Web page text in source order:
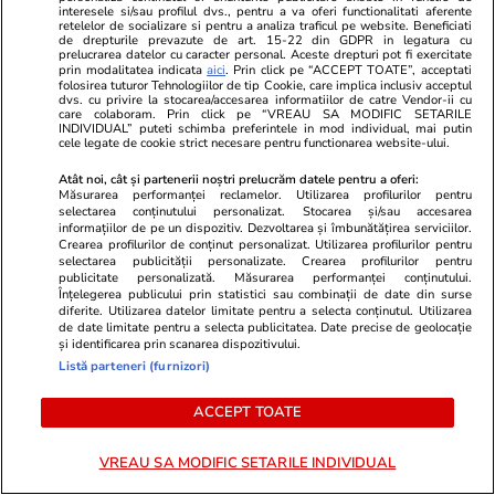
TRENDING
Horoscop 21:50
Horoscop 23 iulie 2026. Săgetătorii, astăzi vor
învăța ceva despre muncă, despre starea de
sănătate și stilul lor de viață
Bani și Afaceri 17:00
Scăderea deficitului bugetar arată că măsurile
lui Bolojan funcționează, dar suntem doar la
jumătatea drumului, arată economiștii. „Dacă
creditorii se supără, îți închid lumina în trei
săptămâni”
Bani și Afaceri
interesele si/sau profilul dvs., pentru a va oferi functionalitati aferente
retelelor de socializare si pentru a analiza traficul pe website. Beneficiati
de drepturile prevazute de art. 15-22 din GDPR in legatura cu
prelucrarea datelor cu caracter personal. Aceste drepturi pot fi exercitate
prin modalitatea indicataaici. Prin click pe “ACCEPT TOATE”, acceptati
folosirea tuturor Tehnologiilor de tip Cookie, care implica inclusiv acceptul
dvs. cu privire la stocarea/accesarea informatiilor de catre Vendor-ii cu
care colaboram. Prin click pe “VREAU SA MODIFIC SETARILE
INDIVIDUAL” puteti schimba preferintele in mod individual, mai putin
cele legate de cookie strict necesare pentru functionarea website-ului.
Atât noi, cât și partenerii noștri prelucrăm datele pentru a oferi:
Măsurarea performanței reclamelor. Utilizarea profilurilor pentru
selectarea conținutului personalizat. Stocarea și/sau accesarea
informațiilor de pe un dispozitiv. Dezvoltarea și îmbunătățirea serviciilor.
Crearea profilurilor de conținut personalizat. Utilizarea profilurilor pentru
selectarea publicității personalizate. Crearea profilurilor pentru
publicitate personalizată. Măsurarea performanței conținutului.
Înțelegerea publicului prin statistici sau combinații de date din surse
diferite. Utilizarea datelor limitate pentru a selecta conținutul. Utilizarea
de date limitate pentru a selecta publicitatea. Date precise de geolocație
și identificarea prin scanarea dispozitivului.
Listă parteneri (furnizori)
ACCEPT TOATE
VREAU SA MODIFIC SETARILE INDIVIDUAL